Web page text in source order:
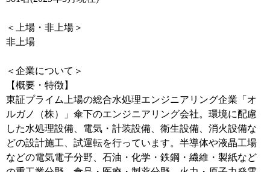
＜上場・非上場＞
非上場
＜企業について＞
【概要・特徴】
東証プライム上場の総合水処理エンジニアリング企業「オ
ルガノ（株）」傘下のエンジニアリング会社。環境に配慮
した水処理設備、電気・計装設備、衛生設備、消火設備な
どの設計施工、試運転を行っています。半導体や液晶工場
などの電気電子分野、石油・化学・鉄鋼・繊維・製紙など